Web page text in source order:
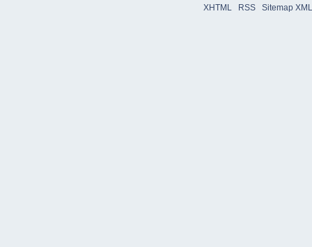
XHTML
RSS Sitemap XML